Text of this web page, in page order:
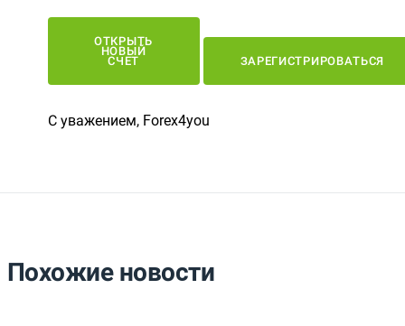
ОТКРЫТЬ
НОВЫЙ
СЧЕТ ЗАРЕГИСТРИРОВАТЬСЯ
С уважением, Forex4you
Похожие новости